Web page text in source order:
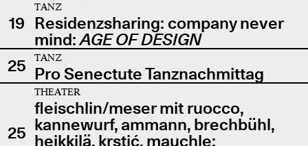
19
TANZ
Residenzsharing: company never
mind:AGE OF DESIGN
25
TANZ
Pro Senectute Tanznachmittag
25
THEATER
fleischlin/meser mit ruocco,
kannewurf, ammann, brechbühl,
heikkilä, krstić, mauchle: